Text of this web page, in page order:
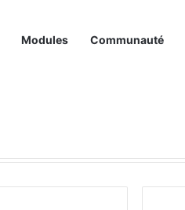
Modules Communauté